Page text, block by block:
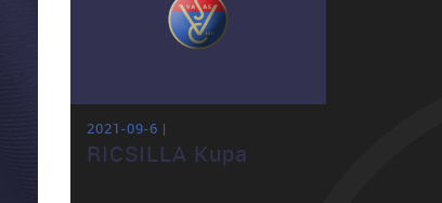
2021-09-6 |
RICSILLA Kupa